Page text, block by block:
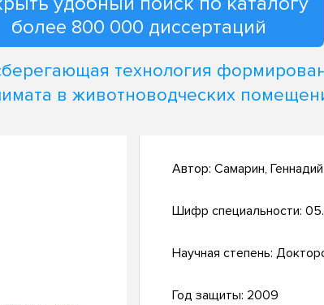
более 800 000 диссертаций
технология
в животноводческих
Автор: Самарин,
Шифр специальности:
Научная степень:
Год защиты: 2009